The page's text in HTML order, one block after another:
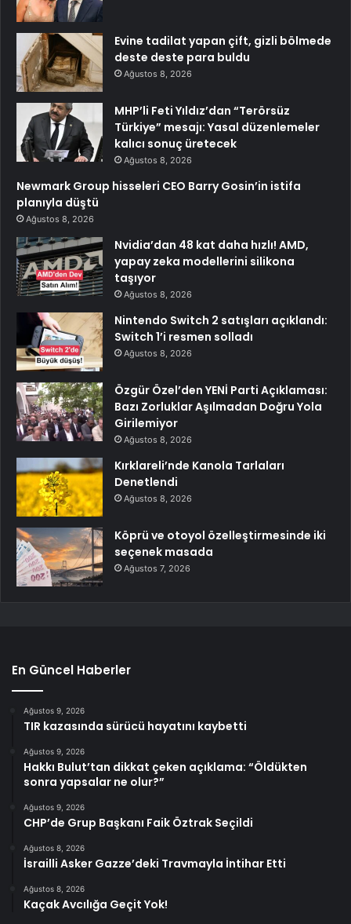
Evine tadilat yapan çift, gizli bölmede
deste deste para buldu
Ağustos 8, 2026
MHP’li Feti Yıldız’dan “Terörsüz
Türkiye” mesajı: Yasal düzenlemeler
kalıcı sonuç üretecek
Ağustos 8, 2026
Newmark Group hisseleri CEO Barry Gosin’in istifa
planıyla düştü
Ağustos 8, 2026
Nvidia’dan 48 kat daha hızlı! AMD,
yapay zeka modellerini silikona
taşıyor
Ağustos 8, 2026
Nintendo Switch 2 satışları açıklandı:
Switch 1’i resmen solladı
Ağustos 8, 2026
Özgür Özel’den YENİ Parti Açıklaması:
Bazı Zorluklar Aşılmadan Doğru Yola
Girilemiyor
Ağustos 8, 2026
Kırklareli’nde Kanola Tarlaları
Denetlendi
Ağustos 8, 2026
Köprü ve otoyol özelleştirmesinde iki
seçenek masada
Ağustos 7, 2026
En Güncel Haberler
Ağustos 9, 2026
TIR kazasında sürücü hayatını kaybetti
Ağustos 9, 2026
Hakkı Bulut’tan dikkat çeken açıklama: “Öldükten
sonra yapsalar ne olur?”
Ağustos 9, 2026
CHP’de Grup Başkanı Faik Öztrak Seçildi
Ağustos 8, 2026
İsrailli Asker Gazze’deki Travmayla İntihar Etti
Ağustos 8, 2026
Kaçak Avcılığa Geçit Yok!